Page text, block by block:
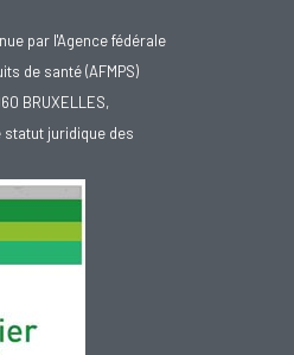
par l'Agence fédérale
de santé (AFMPS)
BRUXELLES,
statut juridique des